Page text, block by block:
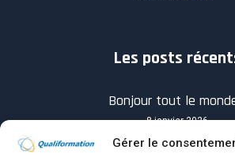
Gérer le
Les posts
Bonjour tout le
8 janvier 2026